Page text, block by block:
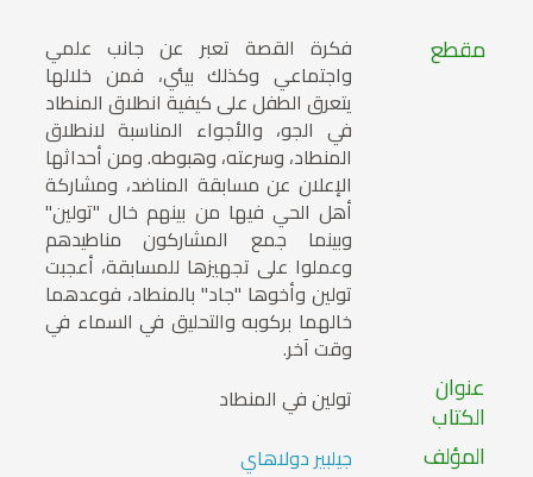
مقطع فكرة القصة تعبر عن جانب علمي
واجتماعي وكذلك بيئي، فمن خلالها
يتعرق الطفل على كيفية انطلاق المنطاد
في الجو، والأجواء المناسبة لانطلاق
المنطاد، وسرعته، وهبوطه. ومن أحداثها
الإعلان عن مسابقة المناضد، ومشاركة
أهل الحي فيها من بينهم خال "تولين"
وبينما جمع المشاركون مناطيدهم
وعملوا على تجهيزها للمسابقة، أعجبت
تولين وأخوها "جاد" بالمنطاد، فوعدهما
خالهما بركوبه والتحليق في السماء في
وقت آخر.
عنوان
الكتاب تولين في المنطاد
المؤلف جيلبير دولاهاي